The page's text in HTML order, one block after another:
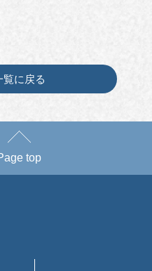
覧に戻る
top